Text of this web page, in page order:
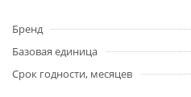
Бренд
Базовая единица
Срок годности, месяцев